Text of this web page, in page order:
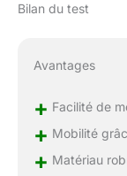
Bilan du test
Avantages
+ Facilité de
+ Mobilité
+ Matériau